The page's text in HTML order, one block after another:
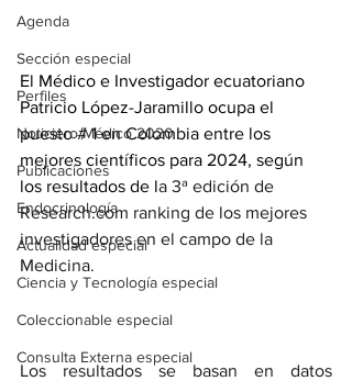
Agenda
Sección especial
Perfiles
Noticiero Médico 2020
Publicaciones
Endocrinología
Actualidad especial
Ciencia y Tecnología especial
Coleccionable especial
Consulta Externa especial
El Médico e Investigador ecuatoriano
Patricio López-Jaramillo ocupa el
puesto # 1 en Colombia entre los
mejores científicos para 2024, según
los resultados de la 3ª edición de
Research.com ranking de los mejores
investigadores en el campo de la
Medicina.
Los resultados se basan en datos